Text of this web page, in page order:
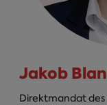
Jakob
Direktmandat